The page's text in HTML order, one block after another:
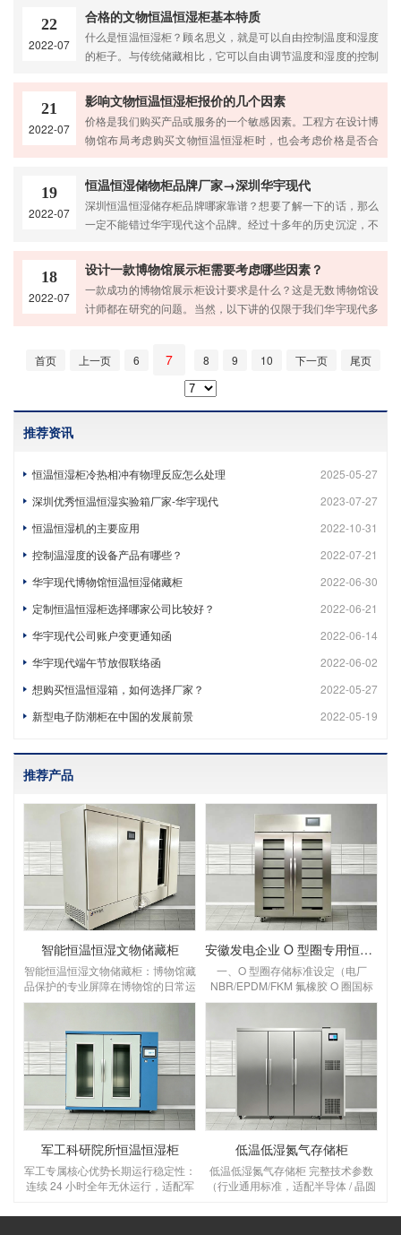
芯片的支持。ic芯片(integratedcircuitchip)承载由许多微电子
元件(晶体管、电阻、电容等)组成的集成电路。)在模具基底上
制造芯片。IC包括晶圆芯片和封装芯片，对应的IC芯片生产线
由晶圆生产线和封装生产线组成。芯片恒温
22
2022-07
合格的文物恒温恒湿柜基本特质
什么是恒温恒湿柜？顾名思义，就是可以自由控制温度和湿度
的柜子。与传统储藏相比，它可以自由调节温度和湿度的控制
青铜器、档案等等)，考虑到环境温度和湿度对长期储存的不利
影响，都是长期储存的。湿度太高容易变质发霉，太干燥又容
易弄碎纸质文物。相信大家会经常看到。比如我们参观博物
馆，或者很多收藏者收藏字画文物的时候，都会用柜式的装置
21
2022-07
影响文物恒温恒湿柜报价的几个因素
价格是我们购买产品或服务的一个敏感因素。工程方在设计博
物馆布局考虑购买文物恒温恒湿柜时，也会考虑价格是否合
理。其实只要知道了构成价格的因素，就可以很好的评估或者
比较价格。选购文物恒温恒湿柜应该注意以下三点：1.温度和
湿度控制模块对于文物恒温恒湿柜来说，温湿度控制模块可以
说是整个显示设备中最重要的部分，其成本一般可以占到成本
的30%甚至一半。所以供应商给客户列设计方案的时候，也会
写温湿度模块的配置等
19
2022-07
恒温恒湿储物柜品牌厂家→深圳华宇现代
深圳恒温恒湿储存柜品牌哪家靠谱？想要了解一下的话，那么
一定不能错过华宇现代这个品牌。经过十多年的历史沉淀，不
设备的研发和生产，拥有完善生产基地和售后服务体系。我们
不仅能为您提供产品质量保证，还能提供业内顶尖的产品售后
服务。无论产品使用方面遇到什么问题，我们都可以轻松为你
解决。我们是一家专业的深圳恒温恒湿储存柜品牌企业。说
18
2022-07
设计一款博物馆展示柜需要考虑哪些因素？
一款成功的博物馆展示柜设计要求是什么？这是无数博物馆设
计师都在研究的问题。当然，以下讲的仅限于我们华宇现代多
年来对博物馆展示柜设计的见解。博物馆展示柜要想完美，除
的品质也是非常重要的。这几点息息相关，关于博物馆装修，
博物馆展柜一定要预先拿出来一个好的设计方案。说到定制的
博物馆展示柜，人们首先想到的是豪华、美观、价格高。博物
首页 上一页 6 7 8 9 10 下一页 尾页
推荐资讯
2025-05-27
恒温恒湿柜冷热相冲有物理反应怎么处理
2023-07-27
深圳优秀恒温恒湿实验箱厂家-华宇现代
2022-10-31
恒温恒湿机的主要应用
2022-07-21
控制温湿度的设备产品有哪些？
2022-06-30
华宇现代博物馆恒温恒湿储藏柜
2022-06-21
定制恒温恒湿柜选择哪家公司比较好？
2022-06-14
华宇现代公司账户变更通知函
2022-06-02
华宇现代端午节放假联络函
2022-05-27
想购买恒温恒湿箱，如何选择厂家？
2022-05-19
新型电子防潮柜在中国的发展前景
推荐产品
智能恒温恒湿文物储藏柜
智能恒温恒湿文物储藏柜：博物馆藏
品保护的专业屏障在博物馆的日常运
营中，文物的长期保存始终是核心课
等环境因素，会对纸质、木质、纺织
品、金属类文物造成不可逆的损害，
而智能恒温恒湿文物储藏柜，正是为
解决这一难题而生的专业设备，为博
物馆藏品构建起全天候、高精度的保
护屏障。一、核心功能：为文物打造
“稳定生态舱”博物馆文物的保存，对
的核心价值，
安徽发电企业 O 型圈专用恒温恒湿储存柜
一、O 型圈存储标准设定（电厂
NBR/EPDM/FKM 氟橡胶 O 圈国标
要求）设定温湿度：温度 18～
优选 20℃，控温精度 ±1℃，区间 5
～25℃，＞30℃橡胶加速老化变
硬、永久变形；＜5℃低温脆裂失
弹 湿度：45～55% RH，控湿 ±3%
橡胶吸水胀大；湿＜40% 密封圈干
裂O 型圈存放管理规范（
军工科研院所恒温恒湿柜
军工专属核心优势长期运行稳定性：
连续 24 小时全年无休运行，适配军
间歇使用；环境耐受更强：设备本身
低温低湿氮气存储柜
低温低湿氮气存储柜 完整技术参数
（行业通用标准，适配半导体 / 晶圆
湿度难＜30% RH 问题）一、核心温